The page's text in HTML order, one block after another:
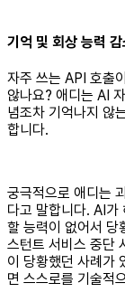
기억 및 회상 능력 감
자주 쓰는 API 호출
않나요? 애디는 AI
념조차 기억나지 않
합니다.
궁극적으로 애디는
다고 말합니다. AI가
할 능력이 없어서 당
스턴트 서비스 중단
이 당황했던 사례가
면 스스로를 기술적